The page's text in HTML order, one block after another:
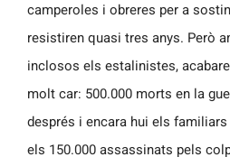
camperoles i obreres per a
resistiren quasi tres anys. Però
inclosos els estalinistes,
molt car: 500.000 morts en la
després i encara hui els
els 150.000 assassinats pels